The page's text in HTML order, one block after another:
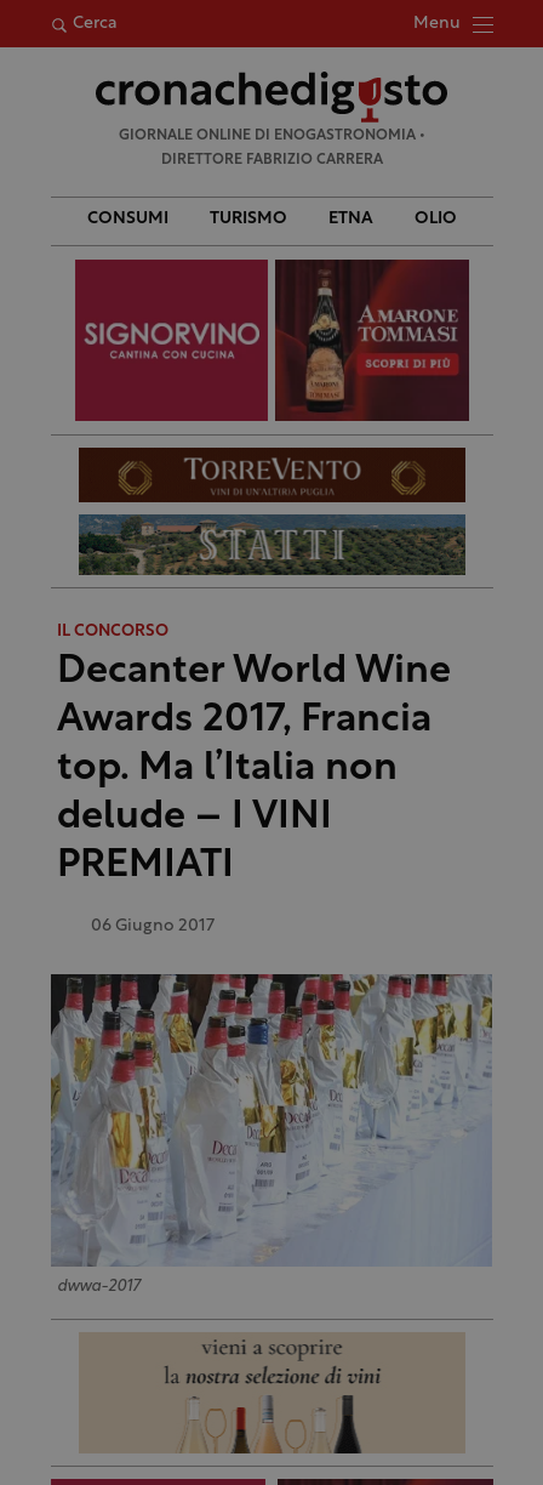
Cerca Menu
per:
GIORNALE ONLINE DI ENOGASTRONOMIA •
DIRETTORE FABRIZIO CARRERA
CONSUMI TURISMO ETNA OLIO
IL CONCORSO
Decanter World Wine
Awards 2017, Francia
top. Ma l’Italia non
delude – I VINI
PREMIATI
06 Giugno 2017
dwwa-2017